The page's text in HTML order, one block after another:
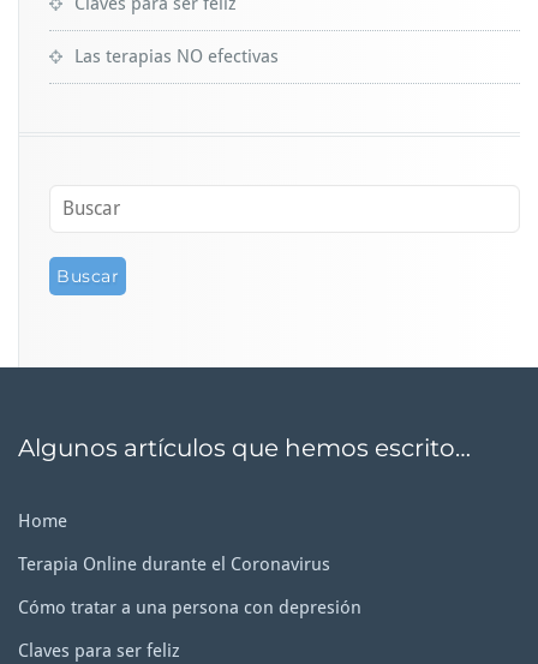
Las terapias NO efectivas
Algunos artículos que hemos escrito…
Home
Terapia Online durante el Coronavirus
Cómo tratar a una persona con depresión
Claves para ser feliz